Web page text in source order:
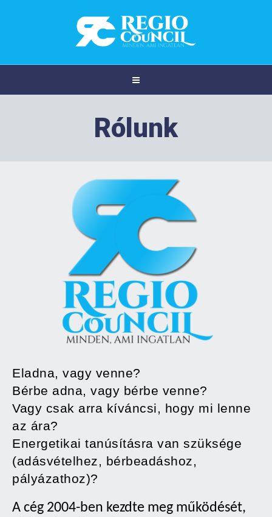
Rólunk
Eladna, vagy venne?
Bérbe adna, vagy bérbe venne?
Vagy csak arra kíváncsi, hogy mi lenne
az ára?
Energetikai tanúsításra van szüksége
(adásvételhez, bérbeadáshoz,
pályázathoz)?
A cég 2004-ben kezdte meg működését,